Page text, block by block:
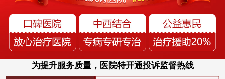
为提升服务质量，医院特开通投诉监督热线